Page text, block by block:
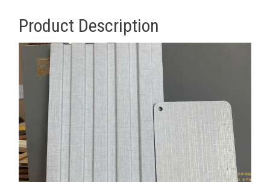
Product Description